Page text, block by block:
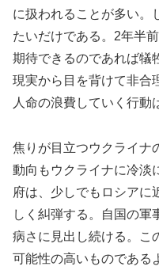
に扱われることが多い。
たいだけである。2年半
期待できるのであれば犠
現実から目を背けて非合
人命の浪費していく行動
焦りが目立つウクライナ
動向もウクライナに冷淡
府は、少しでもロシアに
しく糾弾する。自国の軍
病さに見出し続ける。こ
可能性の高いものである